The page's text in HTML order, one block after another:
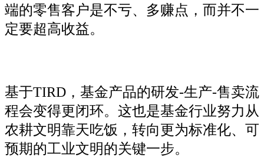
端的零售客户是不亏、多赚点，而并不一
定要超高收益。
基于TIRD，基金产品的研发-生产-售卖流
程会变得更闭环。这也是基金行业努力从
农耕文明靠天吃饭，转向更为标准化、可
预期的工业文明的关键一步。